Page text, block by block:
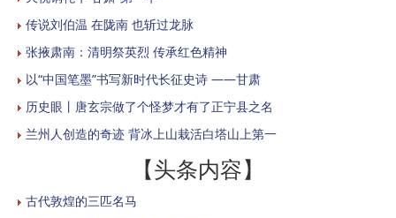
传说刘伯温 在陇南 也斩过龙脉
张掖肃南：清明祭英烈 传承红色精神
以“中国笔墨”书写新时代长征史诗 ——甘肃
历史眼丨唐玄宗做了个怪梦才有了正宁县之名
兰州人创造的奇迹 背冰上山栽活白塔山上第一
【头条内容】
古代敦煌的三匹名马